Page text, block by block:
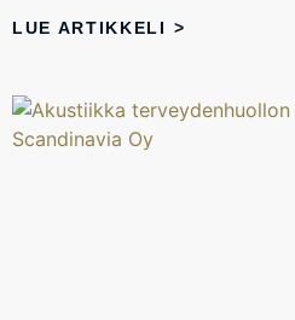
LUE ARTIKKELI >